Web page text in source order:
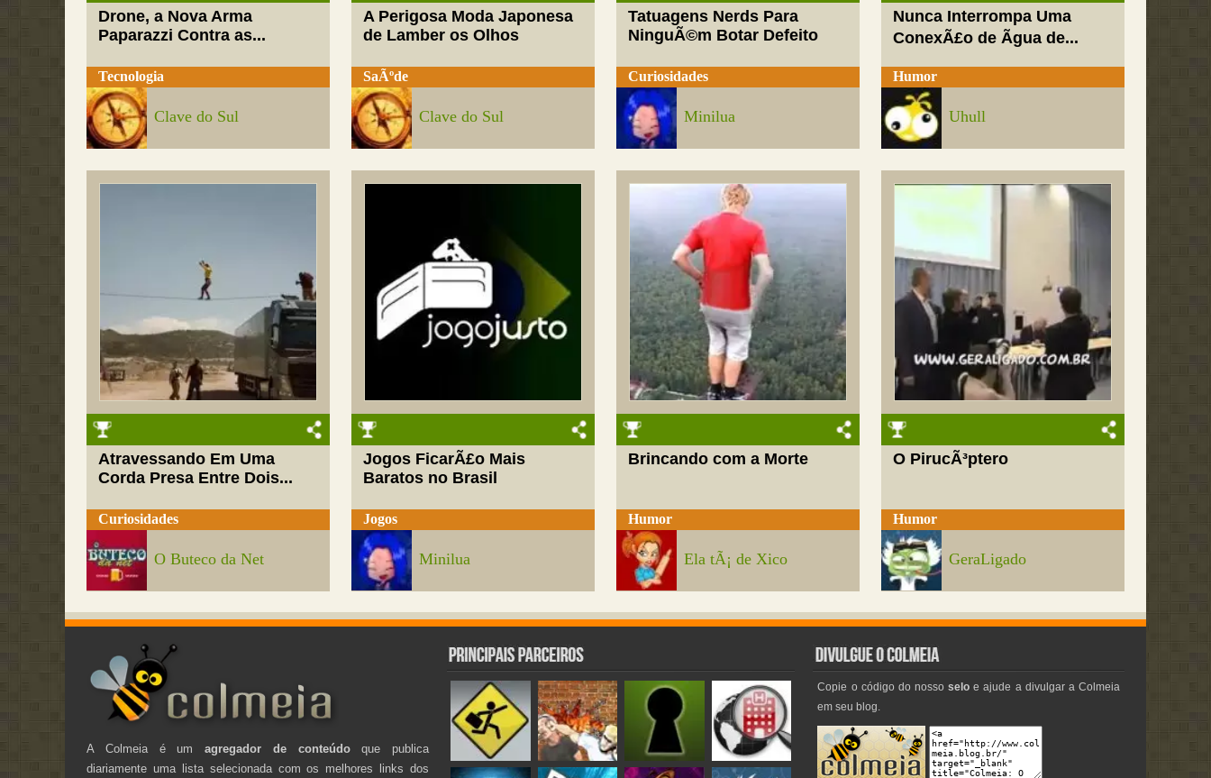
Drone, a Nova Arma
Paparazzi Contra as...
Tecnologia
Clave do Sul
A Perigosa Moda Japonesa
de Lamber os Olhos
SaÃºde
Clave do Sul
Tatuagens Nerds Para
NinguÃ©m Botar Defeito
Curiosidades
Minilua
Nunca Interrompa Uma
ConexÃ£o de Ãgua de...
Humor
Uhull
Atravessando Em Uma
Corda Presa Entre Dois...
Curiosidades
O Buteco da Net
Jogos FicarÃ£o Mais
Baratos no Brasil
Jogos
Minilua
Brincando com a Morte
Humor
Ela tÃ¡ de Xico
O PirucÃ³ptero
Humor
GeraLigado
A Colmeia é umagregador de conteúdoque publica
diariamente uma lista selecionada com os melhores links dos
Copie o código do nossoselo e ajude a divulgar a Colmeia
em seu blog.